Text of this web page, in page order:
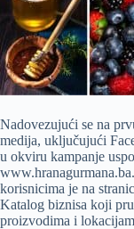
Nadovezujući se na
medija, uključujući
u okviru kampanje
korisnicima je na
Katalog biznisa koji
proizvodima i